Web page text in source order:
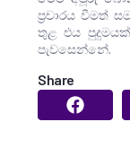
ප්‍රචාරය වීමත්
තුළ එය
පැවසෙන්නේ.
Share